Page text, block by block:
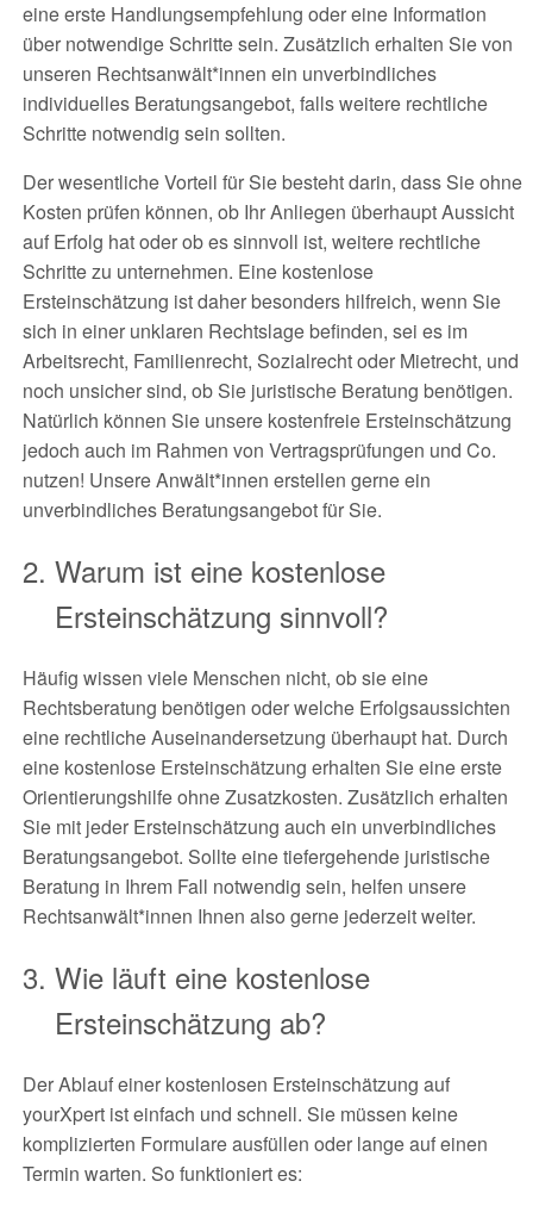
eine erste Handlungsempfehlung oder eine Information
über notwendige Schritte sein. Zusätzlich erhalten Sie von
unseren Rechtsanwält*innen ein unverbindliches
individuelles Beratungsangebot, falls weitere rechtliche
Schritte notwendig sein sollten.
Der wesentliche Vorteil für Sie besteht darin, dass Sie ohne
Kosten prüfen können, ob Ihr Anliegen überhaupt Aussicht
auf Erfolg hat oder ob es sinnvoll ist, weitere rechtliche
Schritte zu unternehmen. Eine kostenlose
Ersteinschätzung ist daher besonders hilfreich, wenn Sie
sich in einer unklaren Rechtslage befinden, sei es im
Arbeitsrecht, Familienrecht, Sozialrecht oder Mietrecht, und
noch unsicher sind, ob Sie juristische Beratung benötigen.
Natürlich können Sie unsere kostenfreie Ersteinschätzung
jedoch auch im Rahmen von Vertragsprüfungen und Co.
nutzen! Unsere Anwält*innen erstellen gerne ein
unverbindliches Beratungsangebot für Sie.
Warum ist eine kostenlose
Ersteinschätzung sinnvoll?
Häufig wissen viele Menschen nicht, ob sie eine
Rechtsberatung benötigen oder welche Erfolgsaussichten
eine rechtliche Auseinandersetzung überhaupt hat. Durch
eine kostenlose Ersteinschätzung erhalten Sie eine erste
Orientierungshilfe ohne Zusatzkosten. Zusätzlich erhalten
Sie mit jeder Ersteinschätzung auch ein unverbindliches
Beratungsangebot. Sollte eine tiefergehende juristische
Beratung in Ihrem Fall notwendig sein, helfen unsere
Rechtsanwält*innen Ihnen also gerne jederzeit weiter.
Wie läuft eine kostenlose
Ersteinschätzung ab?
Der Ablauf einer kostenlosen Ersteinschätzung auf
yourXpert ist einfach und schnell. Sie müssen keine
komplizierten Formulare ausfüllen oder lange auf einen
Termin warten. So funktioniert es: